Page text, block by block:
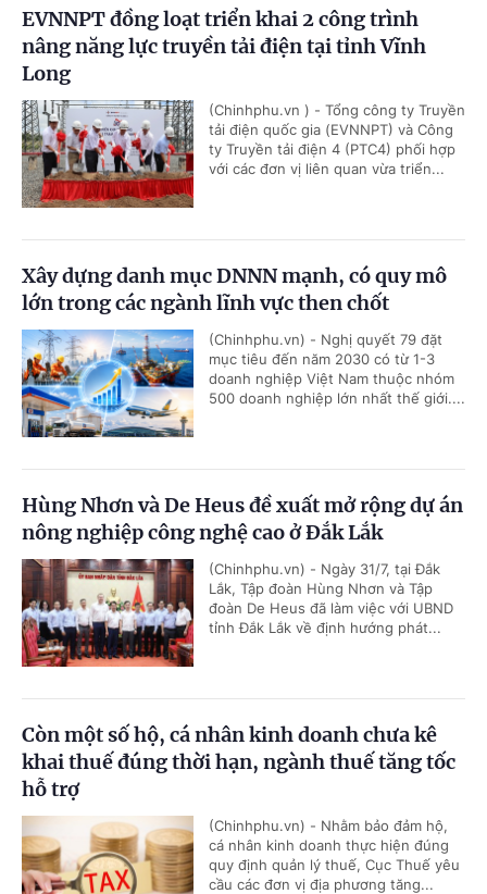
EVNNPT đồng loạt triển khai 2 công trình
nâng năng lực truyền tải điện tại tỉnh Vĩnh
Long
(Chinhphu.vn ) - Tổng công ty Truyền
tải điện quốc gia (EVNNPT) và Công
ty Truyền tải điện 4 (PTC4) phối hợp
với các đơn vị liên quan vừa triển...
Xây dựng danh mục DNNN mạnh, có quy mô
lớn trong các ngành lĩnh vực then chốt
(Chinhphu.vn) - Nghị quyết 79 đặt
mục tiêu đến năm 2030 có từ 1-3
doanh nghiệp Việt Nam thuộc nhóm
500 doanh nghiệp lớn nhất thế giới....
Hùng Nhơn và De Heus đề xuất mở rộng dự án
nông nghiệp công nghệ cao ở Đắk Lắk
(Chinhphu.vn) - Ngày 31/7, tại Đắk
Lắk, Tập đoàn Hùng Nhơn và Tập
đoàn De Heus đã làm việc với UBND
tỉnh Đắk Lắk về định hướng phát...
Còn một số hộ, cá nhân kinh doanh chưa kê
khai thuế đúng thời hạn, ngành thuế tăng tốc
hỗ trợ
(Chinhphu.vn) - Nhằm bảo đảm hộ,
cá nhân kinh doanh thực hiện đúng
quy định quản lý thuế, Cục Thuế yêu
cầu các đơn vị địa phương tăng...